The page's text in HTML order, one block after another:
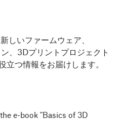
新しいファームウェア、
、3Dプリントプロジェクト
立つ情報をお届けします。
e-book "Basics of 3D